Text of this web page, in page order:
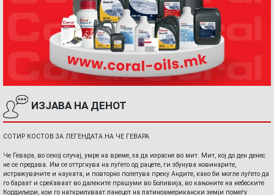
ИЗЈАВА НА ДЕНОТ
СОТИР КОСТОВ ЗА ЛЕГЕНДАТА НА ЧЕ ГЕВАРА
Че Гевара, во секој случај, умре на време, за да израсне во мит. Мит, кој до ден денес
не се предава. Им се оттргнува на луѓето од рацете, ги збунува новинарите,
истражувачите и науката, и повторно полетува преку Андите, како би могле луѓето да
го бараат и среќаваат во далеките прашуми во Боливија, во кањоните на небеските
Кордиљери, кои го наткрилуваат ланецот на латиноамерикански земји помеѓу